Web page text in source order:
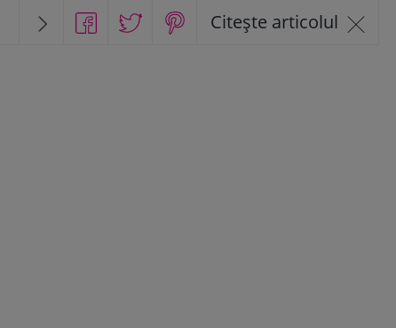
Citește articolul